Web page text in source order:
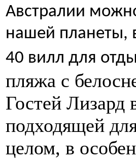
Австралии
нашей планеты,
40 вилл для
пляжа с
Гостей Лизард
подходящей
целом, в